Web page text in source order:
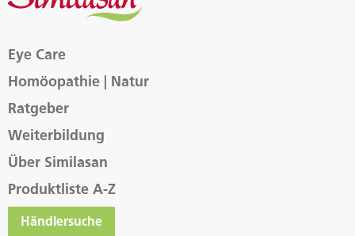
Eye Care
Homöopathie | Natur
Ratgeber
Weiterbildung
Über Similasan
Produktliste A-Z
Händlersuche